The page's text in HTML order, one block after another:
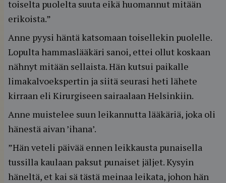
toiselta puolelta suuta eikä huomannut mitään
erikoista.”
Anne pyysi häntä katsomaan toisellekin puolelle.
Lopulta hammaslääkäri sanoi, ettei ollut koskaan
nähnyt mitään sellaista. Hän kutsui paikalle
limakalvoekspertin ja siitä seurasi heti lähete
kirraan eli Kirurgiseen sairaalaan Helsinkiin.
Anne muistelee suun leikannutta lääkäriä, joka oli
hänestä aivan ’ihana’.
”Hän veteli päivää ennen leikkausta punaisella
tussilla kaulaan paksut punaiset jäljet. Kysyin
häneltä, et kai sä tästä meinaa leikata, johon hän